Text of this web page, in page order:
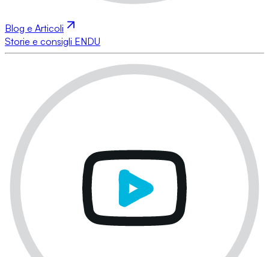
Blog e Articoli
Storie e consigli ENDU